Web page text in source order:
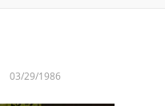
03/29/1986